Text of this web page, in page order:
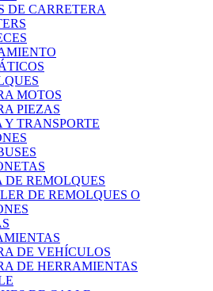
DE CARRETERA
MOTOS
PIEZAS
Y TRANSPORTE
DE REMOLQUES
DE REMOLQUES O
DE VEHÍCULOS
DE HERRAMIENTAS